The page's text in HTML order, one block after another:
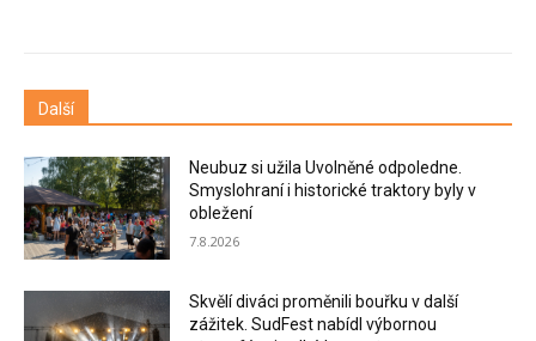
Další
Neubuz si užila Uvolněné odpoledne.
Smyslohraní i historické traktory byly v
obležení
7.8.2026
Skvělí diváci proměnili bouřku v další
zážitek. SudFest nabídl výbornou